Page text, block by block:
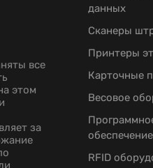
данных
Сканеры
Принтеры
Карточные
Весовое
обеспечение
RFID